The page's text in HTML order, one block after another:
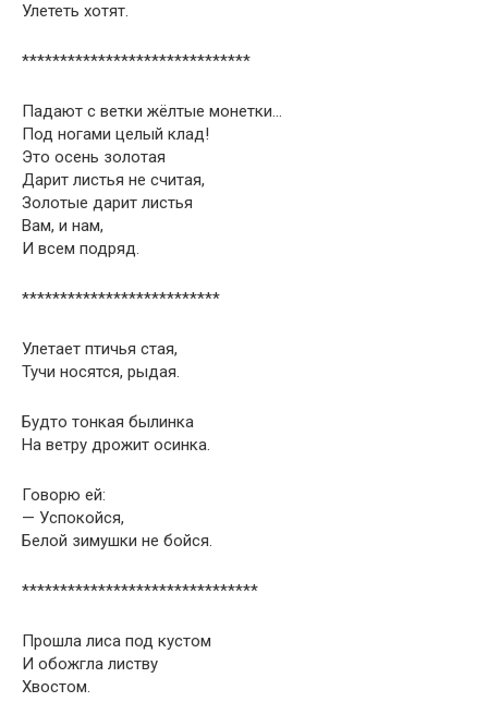
Улететь хотят.
******************************
Падают с ветки жёлтые монетки…
Под ногами целый клад!
Это осень золотая
Дарит листья не считая,
Золотые дарит листья
Вам, и нам,
И всем подряд.
**************************
Улетает птичья стая,
Тучи носятся, рыдая.
Будто тонкая былинка
На ветру дрожит осинка.
Говорю ей:
— Успокойся,
Белой зимушки не бойся.
*******************************
Прошла лиса под кустом
И обожгла листву
Хвостом.